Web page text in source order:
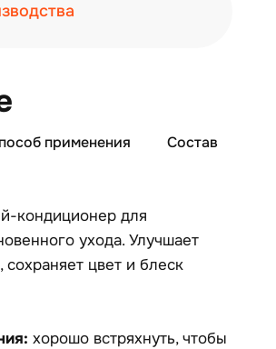
применения Состав
кондиционер для
ухода. Улучшает
сохраняет цвет и блеск
хорошо встряхнуть, чтобы